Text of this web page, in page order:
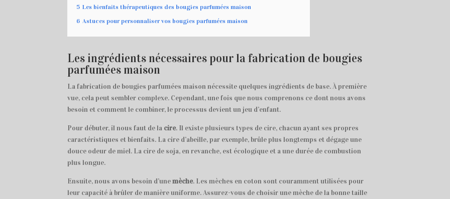
5 Les bienfaits thérapeutiques des bougies parfumées maison
6 Astuces pour personnaliser vos bougies parfumées maison
Les ingrédients nécessaires pour la fabrication de bougies
parfumées maison
La fabrication de bougies parfumées maison nécessite quelques ingrédients de base. À première
vue, cela peut sembler complexe. Cependant, une fois que nous comprenons ce dont nous avons
besoin et comment le combiner, le processus devient un jeu d’enfant.
Pour débuter, il nous faut de la cire. Il existe plusieurs types de cire, chacun ayant ses propres
caractéristiques et bienfaits. La cire d’abeille, par exemple, brûle plus longtemps et dégage une
douce odeur de miel. La cire de soja, en revanche, est écologique et a une durée de combustion
plus longue.
Ensuite, nous avons besoin d’unemèche. Les mèches en coton sont couramment utilisées pour
leur capacité à brûler de manière uniforme. Assurez-vous de choisir une mèche de la bonne taille